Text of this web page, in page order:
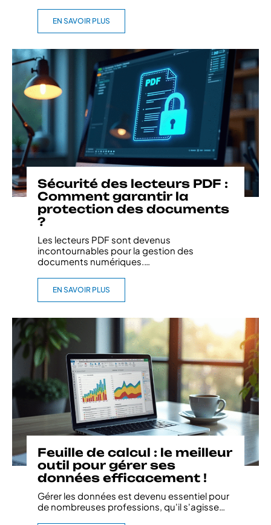
EN SAVOIR PLUS
Sécurité des lecteurs PDF :
Comment garantir la
protection des documents
?
Les lecteurs PDF sont devenus
incontournables pour la gestion des
documents numériques.…
EN SAVOIR PLUS
Feuille de calcul : le meilleur
outil pour gérer ses
données efficacement !
Gérer les données est devenu essentiel pour
de nombreuses professions, qu'il s'agisse…